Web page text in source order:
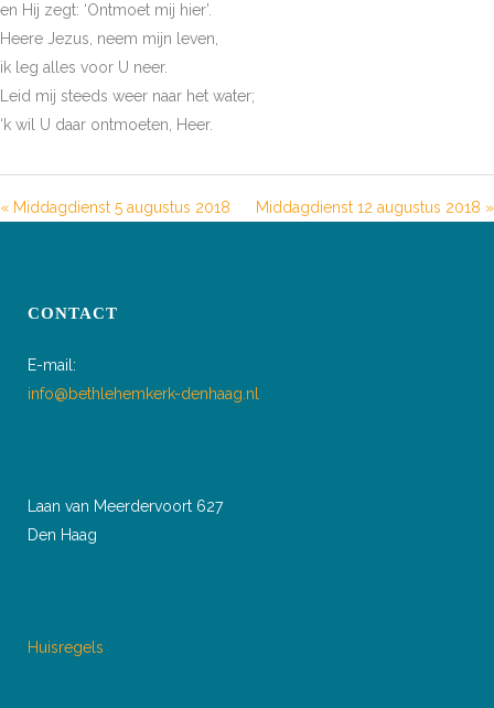
en Hij zegt: ‘Ontmoet mij hier’.
Heere Jezus, neem mijn leven,
ik leg alles voor U neer.
Leid mij steeds weer naar het water;
‘k wil U daar ontmoeten, Heer.
« Middagdienst 5 augustus 2018 Middagdienst 12 augustus 2018 »
CONTACT
E-mail:
info@bethlehemkerk-denhaag.nl
Laan van Meerdervoort 627
Den Haag
Huisregels